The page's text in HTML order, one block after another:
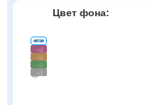
Цвет фона: